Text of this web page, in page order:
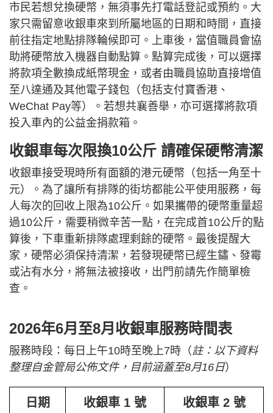
市民若想兌換硬幣，無須事先打電話登記或預約。大
家只需留意收銀車來到所屬地區的日期和時間，直接
前往指定地點排隊輪候即可。上車後，當值職員會協
助將硬幣放入機器自動點算。點算完成後，可以選擇
將款項全數換成紙幣現金，或者由職員協助直接增值
至八達通及其他電子錢包（包括支付寶香港、
WeChat Pay等）。若想共襄善舉，亦可選擇將款項
投入車內的公益金捐款箱。
收銀車每次限換10公斤 請確保硬幣清潔
收銀車接受現時所有面額的港元硬幣（包括一角至十
元）。為了讓所有排隊的街坊都能公平使用服務，每
人每次的回收上限為10公斤。如果攜帶的硬幣重量超
過10公斤，需要稍微辛苦一點，在完成首10公斤的點
算後，下車重新排隊處理剩餘的硬幣。最後提醒大
家，硬幣必須保持清潔，若發現硬幣已經生鏽、發霉
或沾有水分，將無法被接收，出門前請先作簡單檢
查。
2026年6月至8月收銀車服務時間表
服務時段：每日上午10時至晚上7時（註：以下資料
整理自金管局公佈文件，目前涵蓋至8月16日）
日期
收銀車 1 號
收銀車 2 號